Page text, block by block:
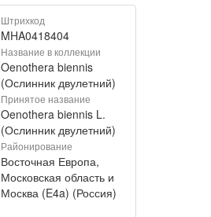
Штрихкод
MHA0418404
Название в коллекции
Oenothera biennis
(Ослинник двулетний)
Принятое название
Oenothera biennis L.
(Ослинник двулетний)
Районирование
Восточная Европа,
Московская область и
Москва (E4a) (Россия)